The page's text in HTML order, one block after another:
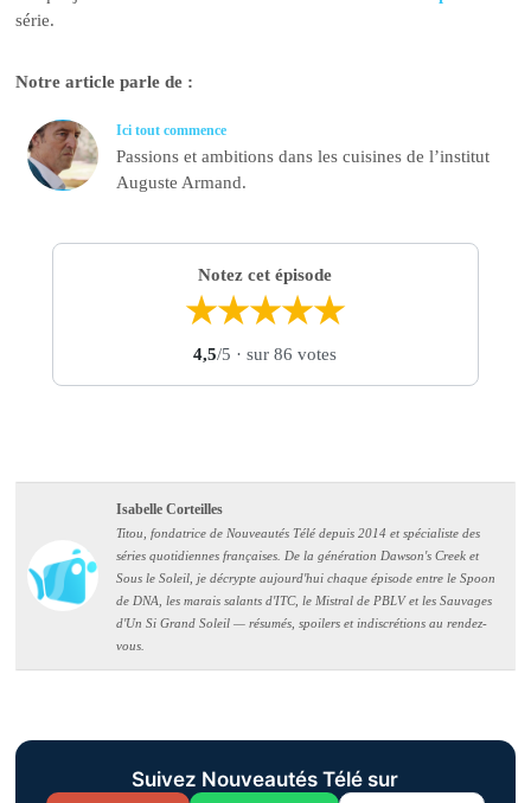
série.
Notre article parle de :
Ici tout commence
Passions et ambitions dans les cuisines de l’institut
Auguste Armand.
Notez cet épisode
★★★★★
4,5/5 · sur 86 votes
Isabelle Corteilles
Titou, fondatrice de Nouveautés Télé depuis 2014 et spécialiste des
séries quotidiennes françaises. De la génération Dawson's Creek et
Sous le Soleil, je décrypte aujourd'hui chaque épisode entre le Spoon
de DNA, les marais salants d'ITC, le Mistral de PBLV et les Sauvages
d'Un Si Grand Soleil — résumés, spoilers et indiscrétions au rendez-
vous.
Suivez Nouveautés Télé sur